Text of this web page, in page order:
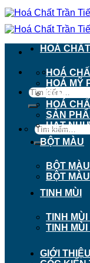
Chuyển
đến
nội
911 -
Tìm
kiếm:
Tìm
kiếm:
HOÁ CHẤT
HOÁ
HOÁ MỸ
HOÁ
HOÁ
SẢN
HẠT
BỘT MÀU
BỘT
BỘT
TINH MÙI
TINH
TINH
GIỚI THIỆU